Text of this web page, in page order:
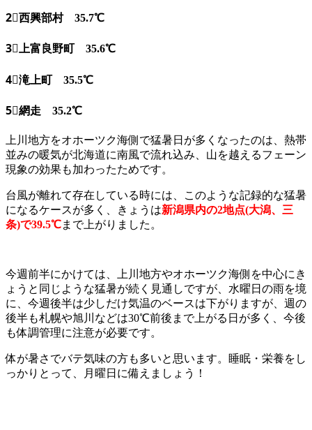
2⃣西興部村 35.7℃
3⃣上富良野町 35.6℃
4⃣滝上町 35.5℃
5⃣網走 35.2℃
上川地方をオホーツク海側で猛暑日が多くなったのは、熱帯
並みの暖気が北海道に南風で流れ込み、山を越えるフェーン
現象の効果も加わったためです。
台風が離れて存在している時には、このような記録的な猛暑
になるケースが多く、きょうは新潟県内の2地点(大潟、三
条)で39.5℃まで上がりました。
今週前半にかけては、上川地方やオホーツク海側を中心にき
ょうと同じような猛暑が続く見通しですが、水曜日の雨を境
に、今週後半は少しだけ気温のベースは下がりますが、週の
後半も札幌や旭川などは30℃前後まで上がる日が多く、今後
も体調管理に注意が必要です。
体が暑さでバテ気味の方も多いと思います。睡眠・栄養をし
っかりとって、月曜日に備えましょう！